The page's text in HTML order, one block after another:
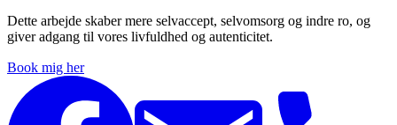
Dette arbejde skaber mere selvaccept, selvomsorg og indre ro, og
giver adgang til vores livfuldhed og autenticitet.
Book mig her